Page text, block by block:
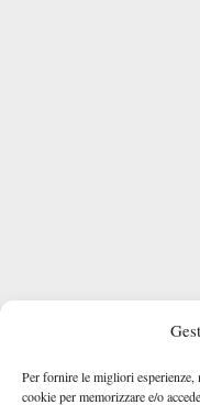
Per fornire le migliori
cookie per memorizzare e/o